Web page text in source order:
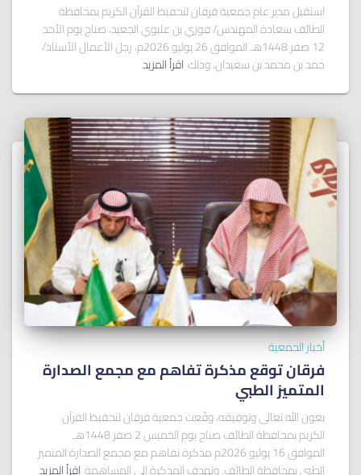
استقبل مدير عام جمعية فرقان لتحفيظ القرآن الكريم بمحافظة
الطائف سعادة المهندس/ فوزي بن عليوي الجعيد، صباح يوم الأحد
12 صفر 1448هـ الموافق 26 يوليو 2026م، رجل الأعمال الأستاذ/
حمد بن محمد بن سعيدان، وذلك اقرأ المزيد
أخبار الجمعية
فرقان توقع مذكرة تفاهم مع مجمع الصدارة
المتميز الطبي
بعون الله تعالى وتوفيقه، وقّعت جمعية فرقان لتحفيظ القرآن
الكريم بمحافظة الطائف صباح يوم الخميس 2 صفر 1448هـ
الموافق 16 يوليو 2026م مذكرة تفاهم مع مجمع الصدارة المتميز
الطبي بمحافظة الطائف. وتهدف المذكرة إلى المساهمة اقرأ المزيد